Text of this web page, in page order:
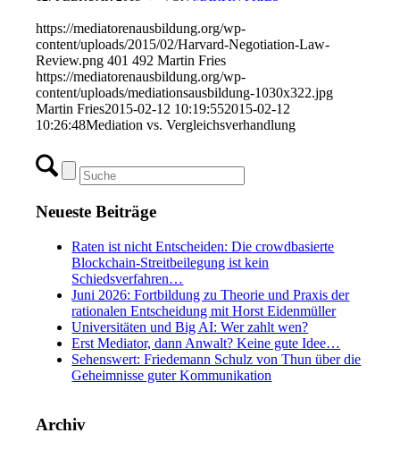
https://mediatorenausbildung.org/wp-
content/uploads/2015/02/Harvard-Negotiation-Law-
Review.png 401 492 Martin Fries
https://mediatorenausbildung.org/wp-
content/uploads/mediationsausbildung-1030x322.jpg
Martin Fries2015-02-12 10:19:552015-02-12
10:26:48Mediation vs. Vergleichsverhandlung
Neueste Beiträge
Raten ist nicht Entscheiden: Die crowdbasierte
Blockchain-Streitbeilegung ist kein
Schiedsverfahren…
Juni 2026: Fortbildung zu Theorie und Praxis der
rationalen Entscheidung mit Horst Eidenmüller
Universitäten und Big AI: Wer zahlt wen?
Erst Mediator, dann Anwalt? Keine gute Idee…
Sehenswert: Friedemann Schulz von Thun über die
Geheimnisse guter Kommunikation
Archiv